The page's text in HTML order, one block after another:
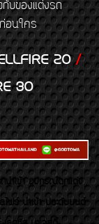
กับของแต่งรถ
อนใคร
20/
30
นำเข้า อุปกรณ์ตกแต่ง
ฟร์ นำเข้า ประดับยนต์